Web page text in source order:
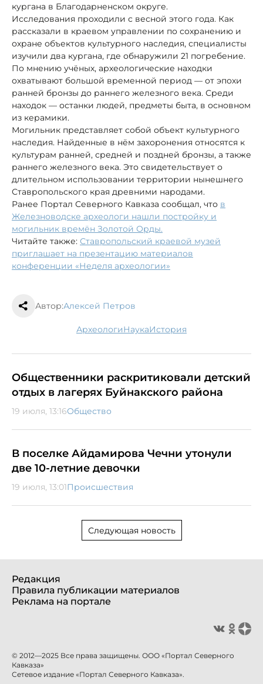
кургана в Благодарненском округе.
Исследования проходили с весной этого года. Как
рассказали в краевом управлении по сохранению и
охране объектов культурного наследия, специалисты
изучили два кургана, где обнаружили 21 погребение.
По мнению учёных, археологические находки
охватывают большой временной период — от эпохи
ранней бронзы до раннего железного века. Среди
находок — останки людей, предметы быта, в основном
из керамики.
Могильник представляет собой объект культурного
наследия. Найденные в нём захоронения относятся к
культурам ранней, средней и поздней бронзы, а также
раннего железного века. Это свидетельствует о
длительном использовании территории нынешнего
Ставропольского края древними народами.
Ранее Портал Северного Кавказа сообщал, что в
Железноводске археологи нашли постройку и
могильник времён Золотой Орды.
Читайте также: Ставропольский краевой музей
приглашает на презентацию материалов
конференции «Неделя археологии»
Автор:Алексей Петров
археологи наука история
Общественники раскритиковали детский
отдых в лагерях Буйнакского района
19 июля, 13:16Общество
В поселке Айдамирова Чечни утонули
две 10-летние девочки
19 июля, 13:01Происшествия
Следующая новость
Редакция
Правила публикации материалов
Реклама на портале
© 2012—2025 Все права защищены. ООО «Портал Северного
Кавказа»
Сетевое издание «Портал Северного Кавказа».